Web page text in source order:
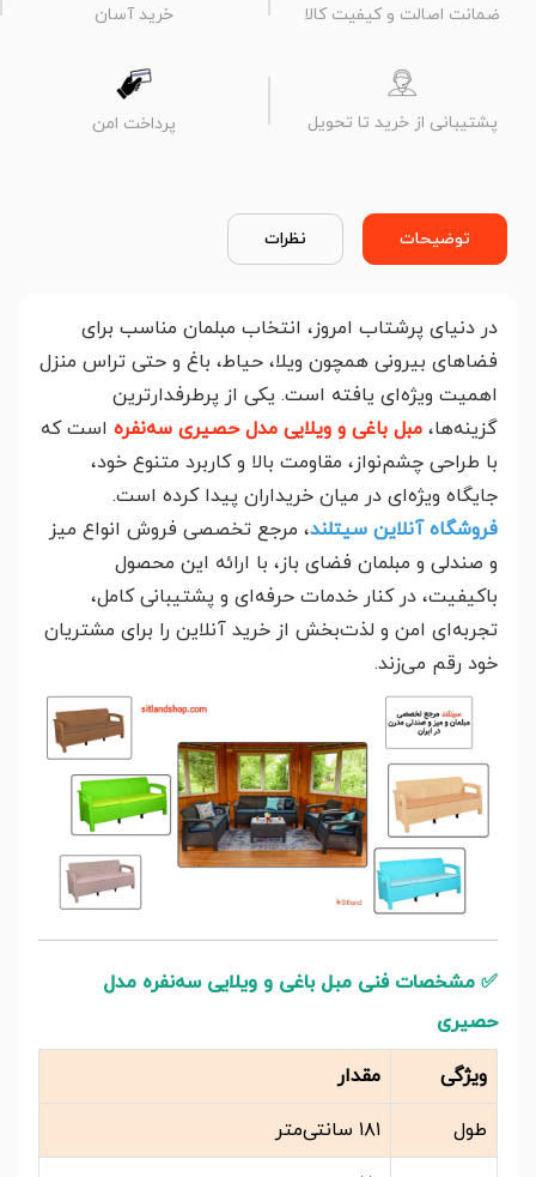
ضمانت اصالت و کیفیت کالا خرید آسان
پشتیبانی از خرید تا تحویل پرداخت امن
توضیحات نظرات
در دنیای پرشتاب امروز، انتخاب مبلمان مناسب برای
فضاهای بیرونی همچون ویلا، حیاط، باغ و حتی تراس منزل
اهمیت ویژه‌ای یافته است. یکی از پرطرفدارترین
گزینه‌ها، مبل باغی و ویلایی مدل حصیری سه‌نفره است که
با طراحی چشم‌نواز، مقاومت بالا و کاربرد متنوع خود،
جایگاه ویژه‌ای در میان خریداران پیدا کرده است.
فروشگاه آنلاین سیتلند، مرجع تخصصی فروش انواع میز
و صندلی و مبلمان فضای باز، با ارائه این محصول
باکیفیت، در کنار خدمات حرفه‌ای و پشتیبانی کامل،
تجربه‌ای امن و لذت‌بخش از خرید آنلاین را برای مشتریان
خود رقم می‌زند.
✅ مشخصات فنی مبل باغی و ویلایی سه‌نفره مدل
حصیری
ویژگی مقدار
طول ۱۸۱ سانتی‌متر